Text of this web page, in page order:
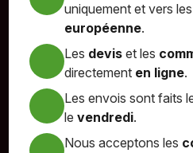
uniquement et vers les
européenne.
Les deviset les
directement en ligne.
Les envois sont faits
le vendredi.
Nous acceptons les